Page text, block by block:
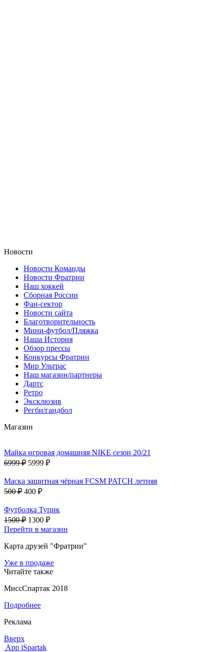
Новости
Новости Команды
Новости Фратрии
Наш хоккей
Сборная России
Фан-cектор
Новости сайта
Благотворительность
Мини-футбол/Пляжка
Наша История
Обзор прессы
Конкурсы Фратрии
Мир Ультрас
Наш магазин/партнеры
Дартс
Ретро
Эксклюзив
Регби/гандбол
Магазин
Майка игровая домашняя NIKE сезон 20/21
6999 ₽ 5999 ₽
Маска защитная чёрная FCSM PATCH летняя
500 ₽ 400 ₽
Футболка Тупик
1500 ₽ 1300 ₽
Перейти в магазин
Карта друзей "Фратрии"
Уже в продаже
Читайте также
МиссСпартак 2018
Подробнее
Реклама
Вверх
App iSpartak